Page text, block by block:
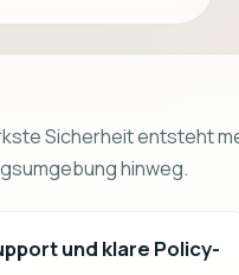
Sicherheit entsteht
hinweg.
und klare Policy-